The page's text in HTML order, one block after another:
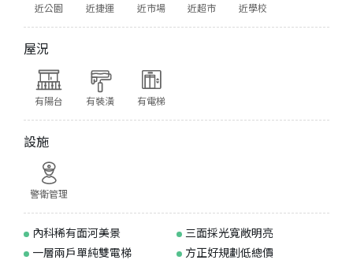
近公園 近捷運 近市場 近超市 近學校
屋況
有陽台 有裝潢 有電梯
設施
警衛管理
內科稀有面河美景
三面採光寬敞明亮
一層兩戶單純雙電梯
方正好規劃低總價